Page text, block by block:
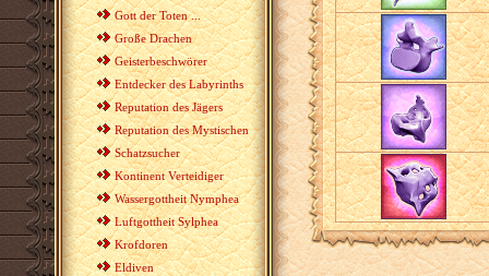
Gott der Toten ...
Große Drachen
Geisterbeschwörer
Entdecker des Labyrinths
Reputation des Jägers
Reputation des Mystischen
Schatzsucher
Kontinent Verteidiger
Wassergottheit Nymphea
Luftgottheit Sylphea
Krofdoren
Eldiven